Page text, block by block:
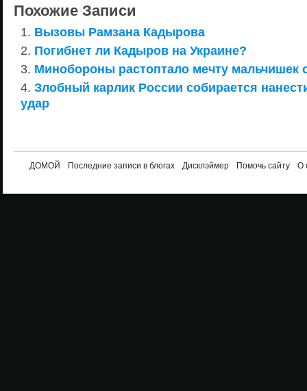
Похожие Записи
Вызовы Рамзана Кадырова
Погибнет ли Кадыров на Украине?
Минобороны растоптало мечту мальчишек
Злобный карлик России собирается
удар
ДОМОЙ Последние записи в блогах Дисклэймер Помочь сайту О